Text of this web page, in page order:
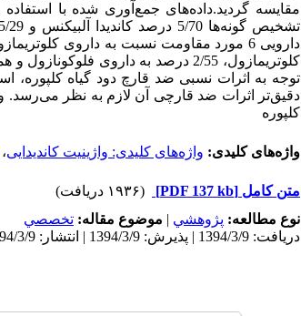
کلوتریمازول، 2/55 درصد به داروی
دقیق‌تر اثرات ضد قارچی آن لازم به نظر می‌رسد.
کلپوره
واژه‌های کلیدی: واژه‌های کلیدی: واژینیت کاندیدایی،
متن کامل [PDF 137 kb]
(۱۹۳۶ دریافت)
نوع مطالعه: پژوهشي | موضوع مقاله: تخصصي
دریافت: 1394/3/9 | پذیرش: 1394/3/9 | انتشار: 1394/3/9